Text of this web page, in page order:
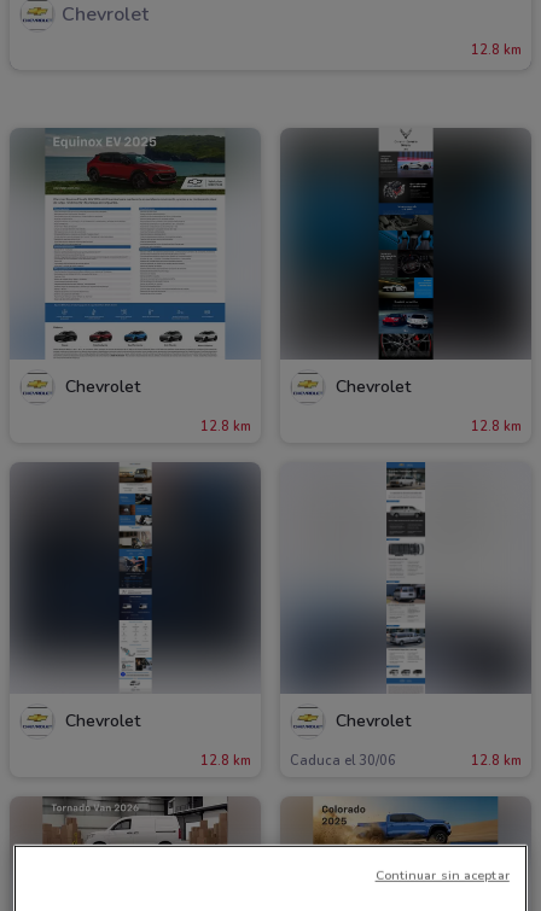
Chevrolet
12.8 km
Chevrolet
12.8 km
Chevrolet
12.8 km
Chevrolet
12.8 km
Chevrolet
Caduca el 30/06 12.8 km
Continuar sin aceptar